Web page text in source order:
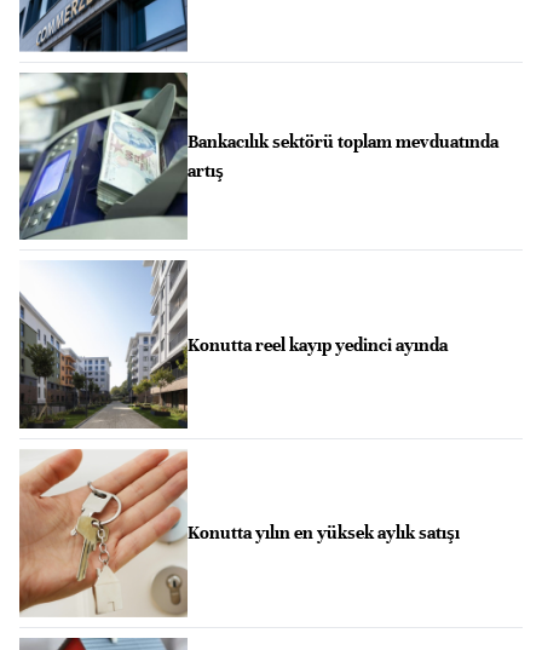
Bankacılık sektörü toplam mevduatında
artış
Konutta reel kayıp yedinci ayında
Konutta yılın en yüksek aylık satışı